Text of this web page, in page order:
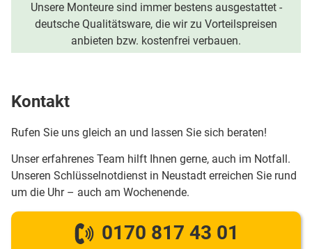
Unsere Monteure sind immer bestens ausgestattet -
deutsche Qualitätsware, die wir zu Vorteilspreisen
anbieten bzw. kostenfrei verbauen.
Kontakt
Rufen Sie uns gleich an und lassen Sie sich beraten!
Unser erfahrenes Team hilft Ihnen gerne, auch im Notfall.
Unseren Schlüsselnotdienst in Neustadt erreichen Sie rund
um die Uhr – auch am Wochenende.
0170 817 43 01